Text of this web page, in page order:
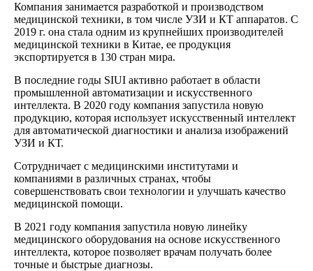
Компания занимается разработкой и производством
медицинской техники, в том числе УЗИ и КТ аппаратов. С
2019 г. она стала одним из крупнейших производителей
медицинской техники в Китае, ее продукция
экспортируется в 130 стран мира.
В последние годы SIUI активно работает в области
промышленной автоматизации и искусственного
интеллекта. В 2020 году компания запустила новую
продукцию, которая использует искусственный интеллект
для автоматической диагностики и анализа изображений
УЗИ и КТ.
Сотрудничает с медицинскими институтами и
компаниями в различных странах, чтобы
совершенствовать свои технологии и улучшать качество
медицинской помощи.
В 2021 году компания запустила новую линейку
медицинского оборудования на основе искусственного
интеллекта, которое позволяет врачам получать более
точные и быстрые диагнозы.